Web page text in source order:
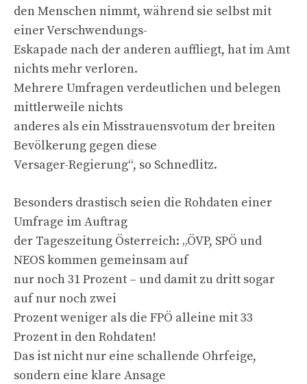
den Menschen nimmt, während sie selbst mit
einer Verschwendungs-
Eskapade nach der anderen auffliegt, hat im Amt
nichts mehr verloren.
Mehrere Umfragen verdeutlichen und belegen
mittlerweile nichts
anderes als ein Misstrauensvotum der breiten
Bevölkerung gegen diese
Versager-Regierung“, so Schnedlitz.
Besonders drastisch seien die Rohdaten einer
Umfrage im Auftrag
der Tageszeitung Österreich: „ÖVP, SPÖ und
NEOS kommen gemeinsam auf
nur noch 31 Prozent – und damit zu dritt sogar
auf nur noch zwei
Prozent weniger als die FPÖ alleine mit 33
Prozent in den Rohdaten!
Das ist nicht nur eine schallende Ohrfeige,
sondern eine klare Ansage